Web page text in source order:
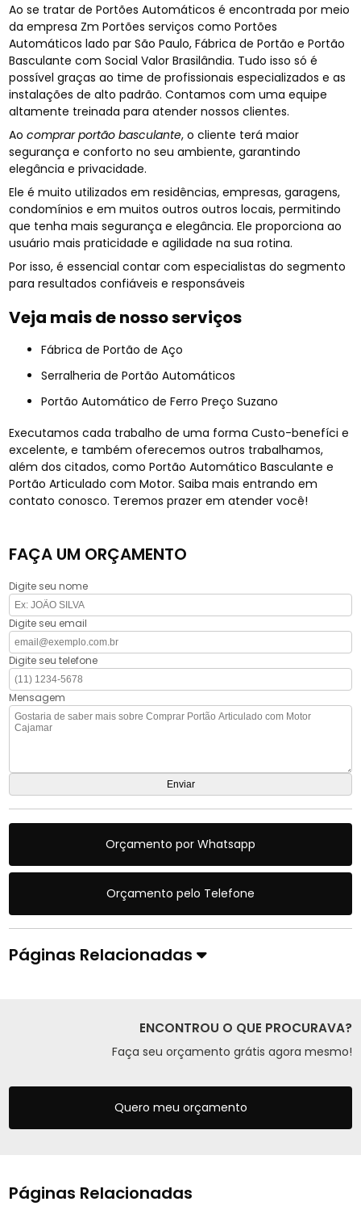
Ao se tratar de Portões Automáticos é encontrada por meio
da empresa Zm Portões serviços como Portões
Automáticos lado par São Paulo, Fábrica de Portão e Portão
Basculante com Social Valor Brasilândia. Tudo isso só é
possível graças ao time de profissionais especializados e as
instalações de alto padrão. Contamos com uma equipe
altamente treinada para atender nossos clientes.
Aocomprar portão basculante, o cliente terá maior
segurança e conforto no seu ambiente, garantindo
elegância e privacidade.
Ele é muito utilizados em residências, empresas, garagens,
condomínios e em muitos outros outros locais, permitindo
que tenha mais segurança e elegância. Ele proporciona ao
usuário mais praticidade e agilidade na sua rotina.
Por isso, é essencial contar com especialistas do segmento
para resultados confiáveis e responsáveis
Veja mais de nosso serviços
Fábrica de Portão de Aço
Serralheria de Portão Automáticos
Portão Automático de Ferro Preço Suzano
Executamos cada trabalho de uma forma Custo-benefíci e
excelente, e também oferecemos outros trabalhamos,
além dos citados, como Portão Automático Basculante e
Portão Articulado com Motor. Saiba mais entrando em
contato conosco. Teremos prazer em atender você!
FAÇA UM ORÇAMENTO
Digite seu nome
Digite seu email
Digite seu telefone
Mensagem
Orçamento por Whatsapp
Orçamento pelo Telefone
Páginas Relacionadas
ENCONTROU O QUE PROCURAVA?
Faça seu orçamento grátis agora mesmo!
Quero meu orçamento
Páginas Relacionadas